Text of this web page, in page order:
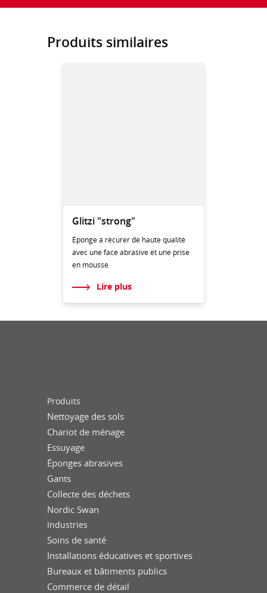
Produits similaires
Glitzi "strong"
Éponge à récurer de haute qualité
avec une face abrasive et une prise
en mousse
Lire plus
Produits
Nettoyage des sols
Chariot de ménage
Essuyage
Éponges abrasives
Gants
Collecte des déchets
Nordic Swan
Industries
Soins de santé
Installations éducatives et sportives
Bureaux et bâtiments publics
Commerce de détail